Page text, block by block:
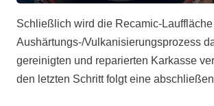
Schließlich wird die Recamic-
Aushärtungs-/Vulkanisierungsprozess
gereinigten und reparierten Karkasse
den letzten Schritt folgt eine